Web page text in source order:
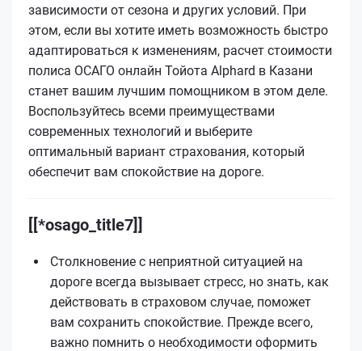
зависимости от сезона и других условий. При
этом, если вы хотите иметь возможность быстро
адаптироваться к изменениям, расчет стоимости
полиса ОСАГО онлайн Тойота Alphard в Казани
станет вашим лучшим помощником в этом деле.
Воспользуйтесь всеми преимуществами
современных технологий и выберите
оптимальный вариант страхования, который
обеспечит вам спокойствие на дороге.
[[*osago_title7]]
Столкновение с неприятной ситуацией на
дороге всегда вызывает стресс, но знать, как
действовать в страховом случае, поможет
вам сохранить спокойствие. Прежде всего,
важно помнить о необходимости оформить